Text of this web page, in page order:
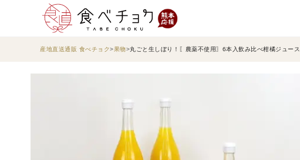
産地直送通販 食べチョク 果物 丸ごと生しぼり！〖農薬不使用〗6本入飲み比べ柑橘ジュー